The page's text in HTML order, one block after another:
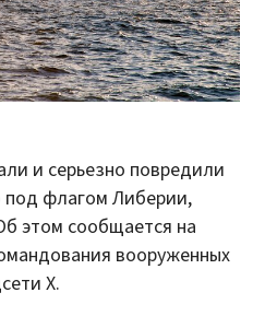
и серьезно повредили
под флагом Либерии,
этом сообщается на
вооруженных
X.